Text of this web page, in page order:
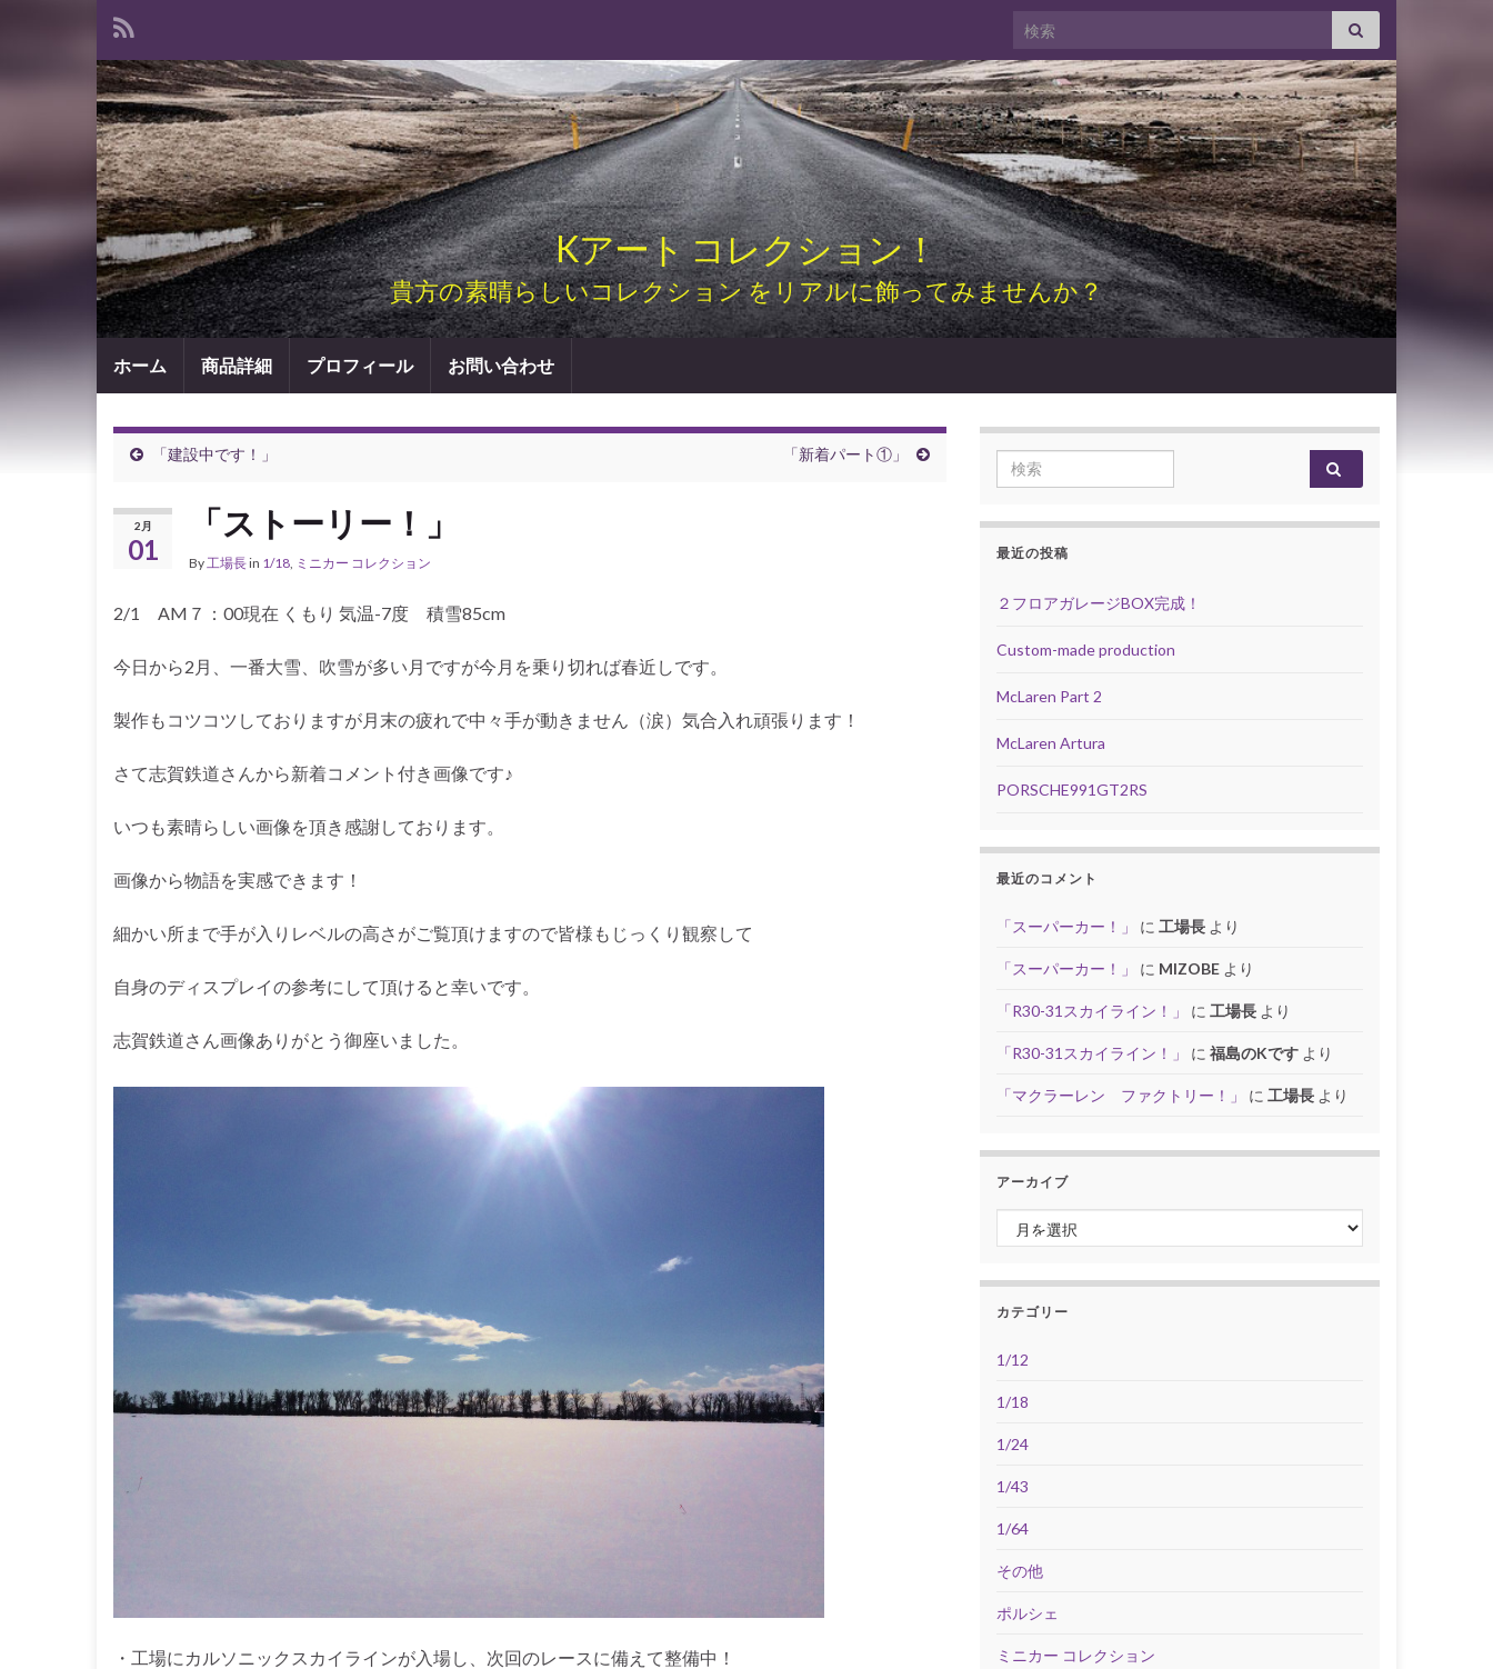
Search for:
Kアート コレクション！
貴方の素晴らしいコレクション をリアルに飾ってみませんか？
ホーム 商品詳細 プロフィール お問い合わせ
「建設中です！」 「新着パート①」
2月
01
「ストーリー！」
By 工場長in 1/18 ミニカー コレクション
2/1 AM７：00現在 くもり 気温-7度 積雪85cm
今日から2月、一番大雪、吹雪が多い月ですが今月を乗り切れば春近しです。
製作もコツコツしておりますが月末の疲れで中々手が動きません（涙）気合入れ頑張ります！
さて志賀鉄道さんから新着コメント付き画像です♪
いつも素晴らしい画像を頂き感謝しております。
画像から物語を実感できます！
細かい所まで手が入りレベルの高さがご覧頂けますので皆様もじっくり観察して
自身のディスプレイの参考にして頂けると幸いです。
志賀鉄道さん画像ありがとう御座いました。
・工場にカルソニックスカイラインが入場し、次回のレースに備えて整備中！
Search for:
最近の投稿
２フロアガレージBOX完成！
Custom-made production
McLaren Part 2
McLaren Artura
PORSCHE991GT2RS
最近のコメント
「スーパーカー！」 に 工場長 より
「スーパーカー！」 に MIZOBE より
「R30-31スカイライン！」 に 工場長 より
「R30-31スカイライン！」 に 福島のKです より
「マクラーレン ファクトリー！」 に 工場長 より
アーカイブ
アーカイブ
カテゴリー
1/12
1/18
1/24
1/43
1/64
その他
ポルシェ
ミニカー コレクション